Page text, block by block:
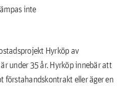
inte
Hyrköp av
under 35 år. Hyrköp innebär att
förstahandskontrakt eller äger en